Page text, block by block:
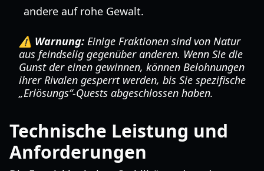
andere auf rohe Gewalt.
⚠️ Warnung: Einige Fraktionen sind von Natur
aus feindselig gegenüber anderen. Wenn Sie die
Gunst der einen gewinnen, können Belohnungen
ihrer Rivalen gesperrt werden, bis Sie spezifische
„Erlösungs“-Quests abgeschlossen haben.
Technische Leistung und
Anforderungen